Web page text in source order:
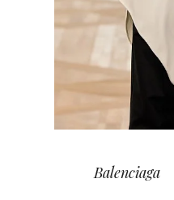
Balenciaga